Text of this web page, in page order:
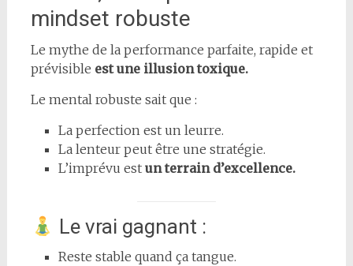
mindset robuste
Le mythe de la performance parfaite, rapide et
prévisible est une illusion toxique.
Le mental robuste sait que :
La perfection est un leurre.
La lenteur peut être une stratégie.
L’imprévu est un terrain d’excellence.
Le vrai gagnant :
Reste stable quand ça tangue.